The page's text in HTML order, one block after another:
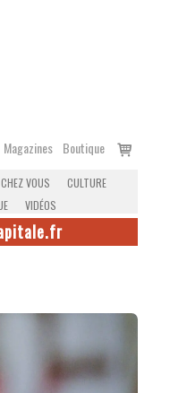
Magazines Boutique
Voir
VOUS
CULTURE
VIDÉOS